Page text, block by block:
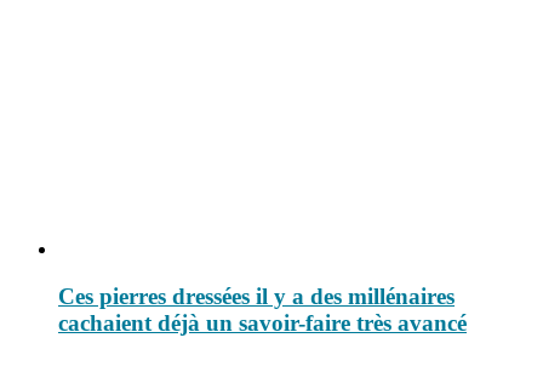
Ces pierres dressées il y a des millénaires
cachaient déjà un savoir-faire très avancé